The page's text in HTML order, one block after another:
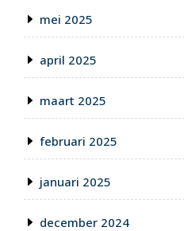
mei 2025
april 2025
maart 2025
februari 2025
januari 2025
december 2024